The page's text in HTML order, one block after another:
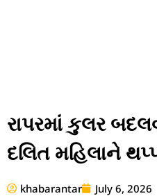
રાપરમાં કુલર
દલિત મહિલાને
khabarantar July 6, 2026